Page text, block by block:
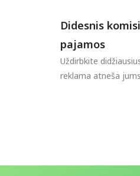
Didesnis
pajamos
Uždirbkite
reklama atneša